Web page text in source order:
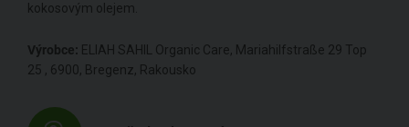
kokosovým olejem.
Výrobce: ELIAH SAHIL Organic Care, Mariahilfstraße 29 Top
25 , 6900, Bregenz, Rakousko